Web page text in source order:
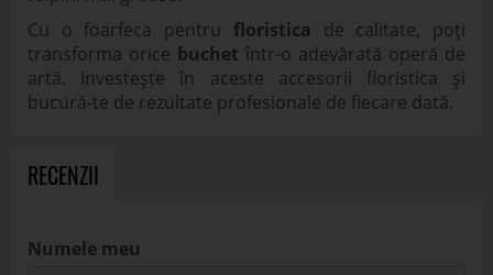
Cu o foarfeca pentru floristica de calitate, poți
transforma orice buchet într-o adevărată operă de
artă. Investește în aceste accesorii floristica și
bucură-te de rezultate profesionale de fiecare dată.
RECENZII
Numele meu